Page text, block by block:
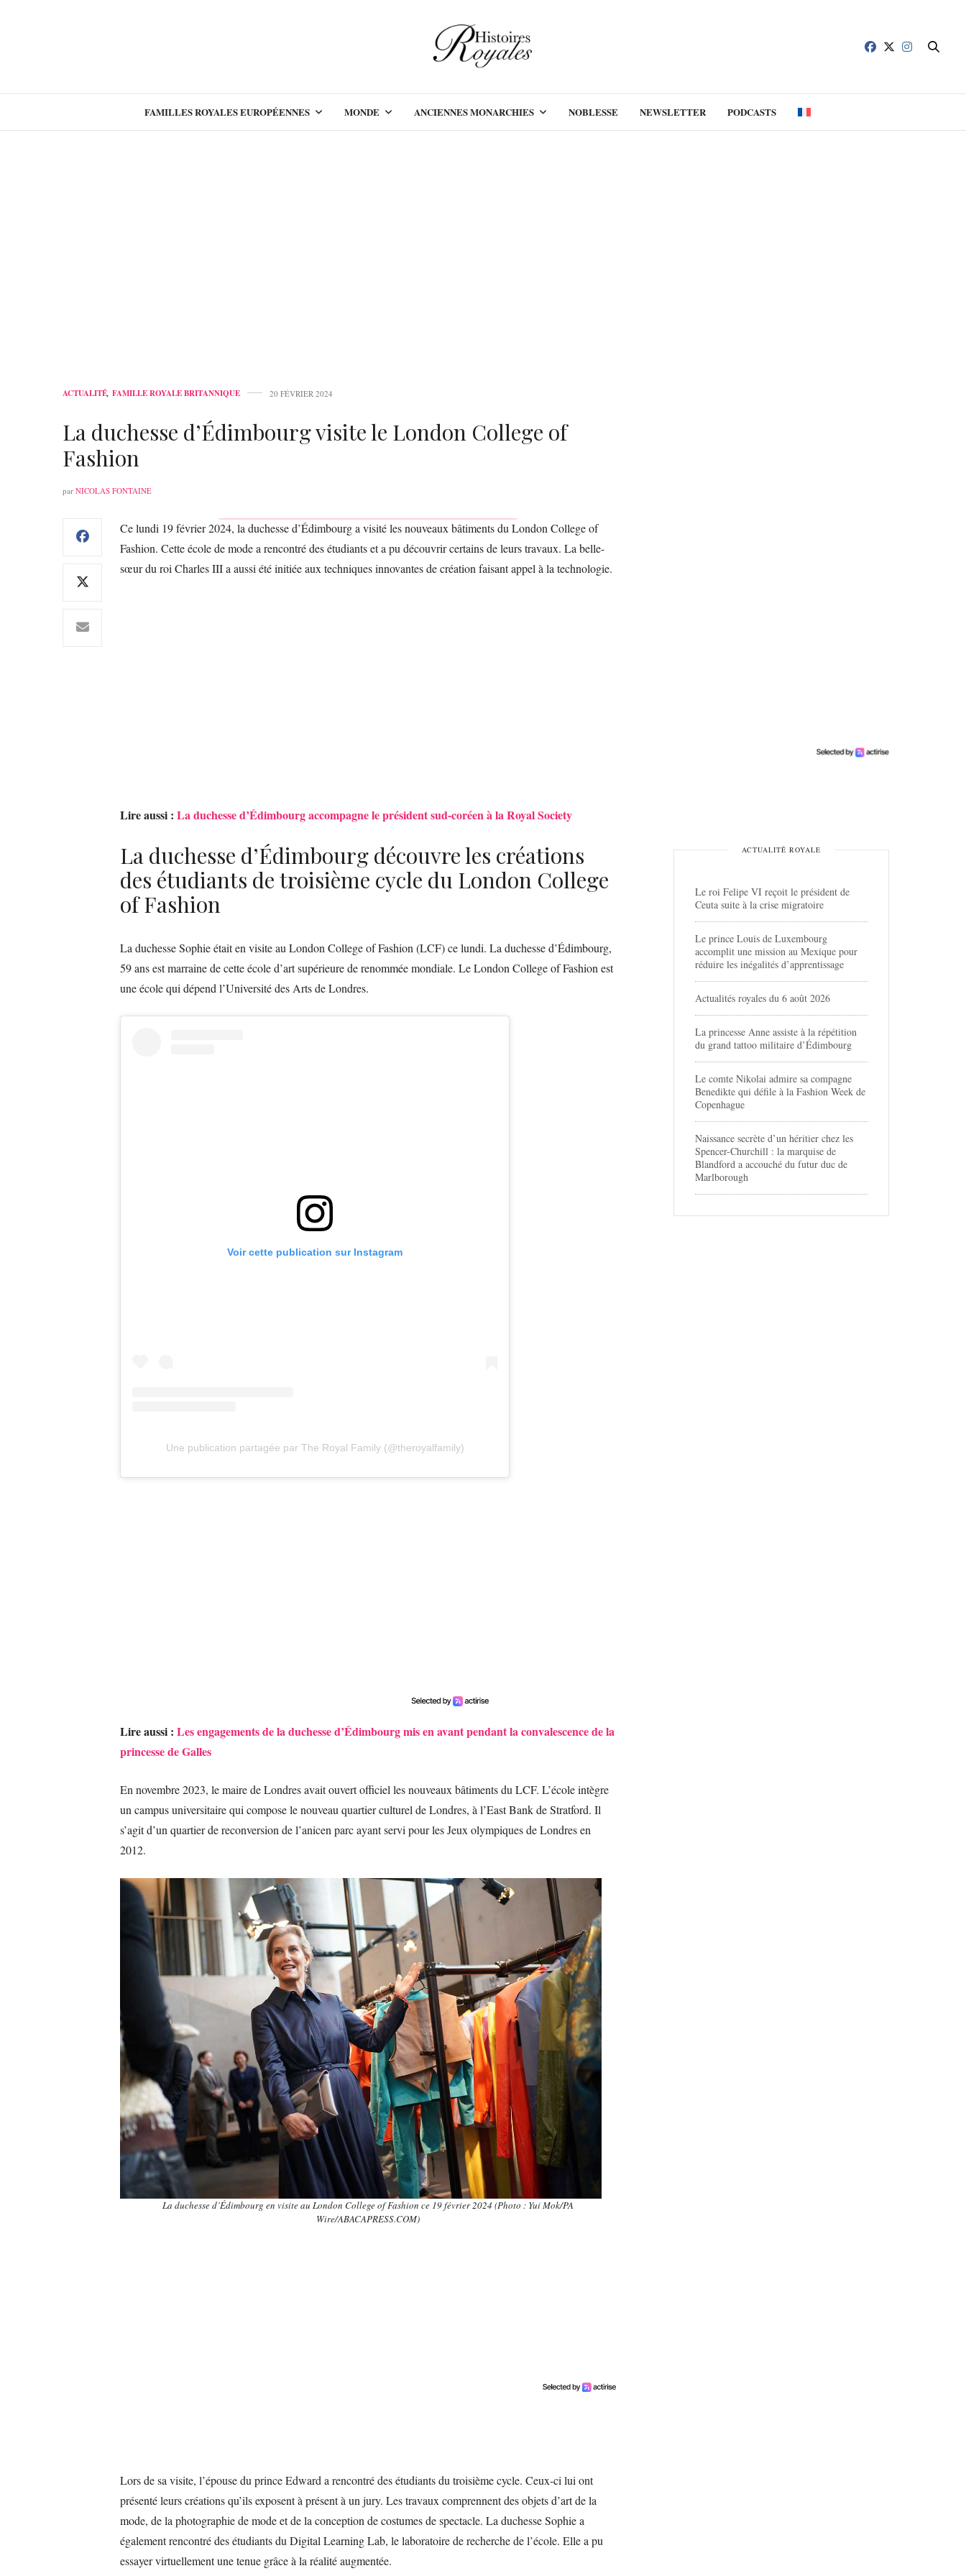
FAMILLES ROYALES EUROPÉENNES MONDE ANCIENNES MONARCHIES NOBLESSE NEWSLETTER PODCASTS
ACTUALITÉ, FAMILLE ROYALE BRITANNIQUE 20 FÉVRIER 2024
La duchesse d’Édimbourg visite le London College of
Fashion
par NICOLAS FONTAINE
Ce lundi 19 février 2024, la duchesse d’Édimbourg a visité les nouveaux bâtiments du London College of
Fashion. Cette école de mode a rencontré des étudiants et a pu découvrir certains de leurs travaux. La belle-
sœur du roi Charles III a aussi été initiée aux techniques innovantes de création faisant appel à la technologie.
Lire aussi : La duchesse d’Édimbourg accompagne le président sud-coréen à la Royal Society
La duchesse d’Édimbourg découvre les créations
des étudiants de troisième cycle du London College
of Fashion
La duchesse Sophie était en visite au London College of Fashion (LCF) ce lundi. La duchesse d’Édimbourg,
59 ans est marraine de cette école d’art supérieure de renommée mondiale. Le London College of Fashion est
une école qui dépend l’Université des Arts de Londres.
Voir cette publication sur Instagram
Une publication partagée par The Royal Family (@theroyalfamily)
Lire aussi : Les engagements de la duchesse d’Édimbourg mis en avant pendant la convalescence de la
princesse de Galles
En novembre 2023, le maire de Londres avait ouvert officiel les nouveaux bâtiments du LCF. L’école intègre
un campus universitaire qui compose le nouveau quartier culturel de Londres, à l’East Bank de Stratford. Il
s’agit d’un quartier de reconversion de l’anicen parc ayant servi pour les Jeux olympiques de Londres en
2012.
La duchesse d’Édimbourg en visite au London College of Fashion ce 19 février 2024 (Photo : Yui Mok/PA
Wire/ABACAPRESS.COM)
Lors de sa visite, l’épouse du prince Edward a rencontré des étudiants du troisième cycle. Ceux-ci lui ont
présenté leurs créations qu’ils exposent à présent à un jury. Les travaux comprennent des objets d’art de la
mode, de la photographie de mode et de la conception de costumes de spectacle. La duchesse Sophie a
également rencontré des étudiants du Digital Learning Lab, le laboratoire de recherche de l’école. Elle a pu
essayer virtuellement une tenue grâce à la réalité augmentée.
ACTUALITÉ ROYALE
Le roi Felipe VI reçoit le président de
Ceuta suite à la crise migratoire
Le prince Louis de Luxembourg
accomplit une mission au Mexique pour
réduire les inégalités d’apprentissage
Actualités royales du 6 août 2026
La princesse Anne assiste à la répétition
du grand tattoo militaire d’Édimbourg
Le comte Nikolai admire sa compagne
Benedikte qui défile à la Fashion Week de
Copenhague
Naissance secrète d’un héritier chez les
Spencer-Churchill : la marquise de
Blandford a accouché du futur duc de
Marlborough